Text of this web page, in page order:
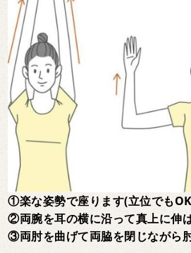
①楽な姿勢で座ります(立位でも
②両腕を耳の横に沿って真上に伸
③両肘を曲げて両脇を閉じながら